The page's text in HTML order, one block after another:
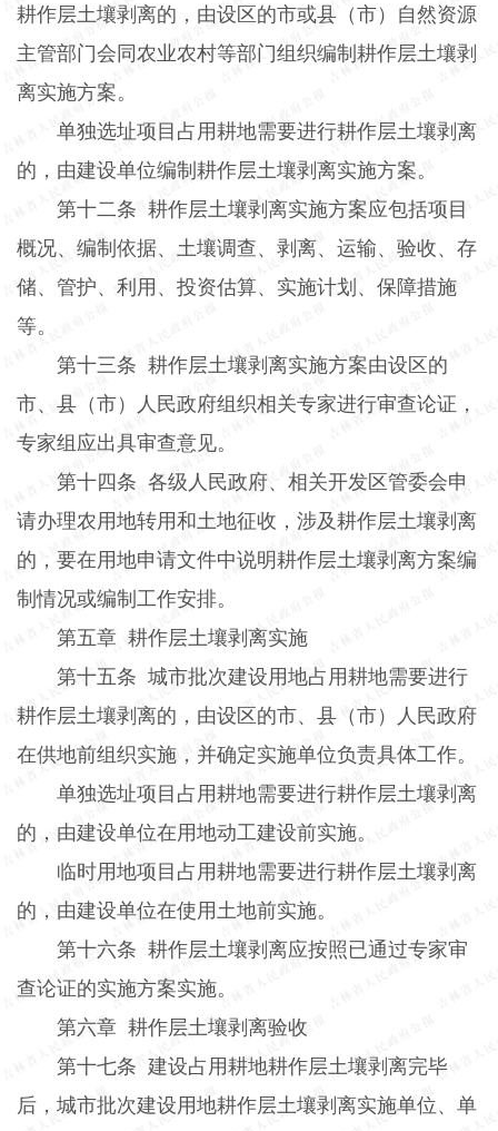
耕作层土壤剥离的，由设区的市或县（市）自然资源
主管部门会同农业农村等部门组织编制耕作层土壤剥
离实施方案。
单独选址项目占用耕地需要进行耕作层土壤剥离
的，由建设单位编制耕作层土壤剥离实施方案。
第十二条 耕作层土壤剥离实施方案应包括项目
概况、编制依据、土壤调查、剥离、运输、验收、存
储、管护、利用、投资估算、实施计划、保障措施
等。
第十三条 耕作层土壤剥离实施方案由设区的
市、县（市）人民政府组织相关专家进行审查论证，
专家组应出具审查意见。
第十四条 各级人民政府、相关开发区管委会申
请办理农用地转用和土地征收，涉及耕作层土壤剥离
的，要在用地申请文件中说明耕作层土壤剥离方案编
制情况或编制工作安排。
第五章 耕作层土壤剥离实施
第十五条 城市批次建设用地占用耕地需要进行
耕作层土壤剥离的，由设区的市、县（市）人民政府
在供地前组织实施，并确定实施单位负责具体工作。
单独选址项目占用耕地需要进行耕作层土壤剥离
的，由建设单位在用地动工建设前实施。
临时用地项目占用耕地需要进行耕作层土壤剥离
的，由建设单位在使用土地前实施。
第十六条 耕作层土壤剥离应按照已通过专家审
查论证的实施方案实施。
第六章 耕作层土壤剥离验收
第十七条 建设占用耕地耕作层土壤剥离完毕
后，城市批次建设用地耕作层土壤剥离实施单位、单